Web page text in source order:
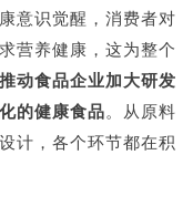
意识觉醒，消费者对
营养健康，这为整个
推动食品企业加大研发
的健康食品。从原料
计，各个环节都在积